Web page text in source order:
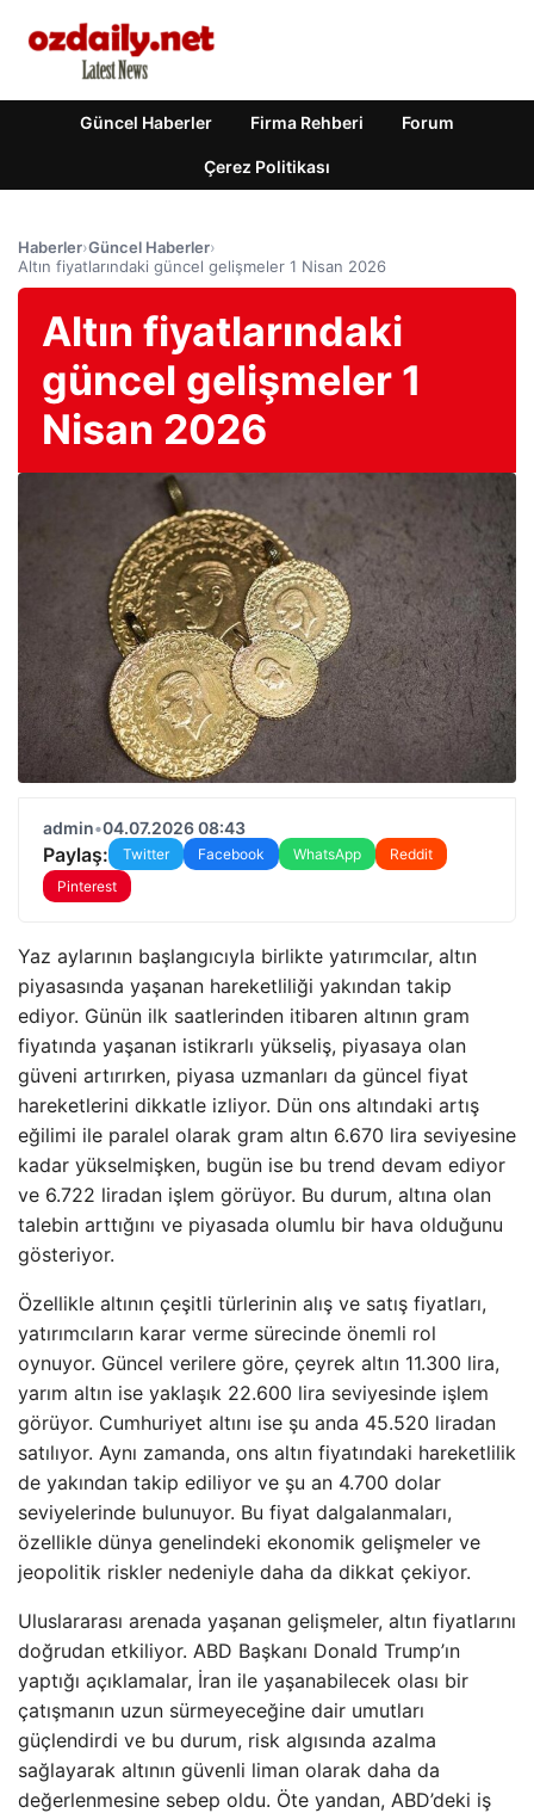
Güncel Haberler Firma Rehberi Forum
Çerez Politikası
Haberler›Güncel Haberler›
Altın fiyatlarındaki güncel gelişmeler 1 Nisan 2026
Altın fiyatlarındaki
güncel gelişmeler 1
Nisan 2026
admin•04.07.2026 08:43
Paylaş: Twitter Facebook WhatsApp
Reddit
Pinterest
Yaz aylarının başlangıcıyla birlikte yatırımcılar, altın
piyasasında yaşanan hareketliliği yakından takip
ediyor. Günün ilk saatlerinden itibaren altının gram
fiyatında yaşanan istikrarlı yükseliş, piyasaya olan
güveni artırırken, piyasa uzmanları da güncel fiyat
hareketlerini dikkatle izliyor. Dün ons altındaki artış
eğilimi ile paralel olarak gram altın 6.670 lira seviyesine
kadar yükselmişken, bugün ise bu trend devam ediyor
ve 6.722 liradan işlem görüyor. Bu durum, altına olan
talebin arttığını ve piyasada olumlu bir hava olduğunu
gösteriyor.
Özellikle altının çeşitli türlerinin alış ve satış fiyatları,
yatırımcıların karar verme sürecinde önemli rol
oynuyor. Güncel verilere göre, çeyrek altın 11.300 lira,
yarım altın ise yaklaşık 22.600 lira seviyesinde işlem
görüyor. Cumhuriyet altını ise şu anda 45.520 liradan
satılıyor. Aynı zamanda, ons altın fiyatındaki hareketlilik
de yakından takip ediliyor ve şu an 4.700 dolar
seviyelerinde bulunuyor. Bu fiyat dalgalanmaları,
özellikle dünya genelindeki ekonomik gelişmeler ve
jeopolitik riskler nedeniyle daha da dikkat çekiyor.
Uluslararası arenada yaşanan gelişmeler, altın fiyatlarını
doğrudan etkiliyor. ABD Başkanı Donald Trump’ın
yaptığı açıklamalar, İran ile yaşanabilecek olası bir
çatışmanın uzun sürmeyeceğine dair umutları
güçlendirdi ve bu durum, risk algısında azalma
sağlayarak altının güvenli liman olarak daha da
değerlenmesine sebep oldu. Öte yandan, ABD’deki iş